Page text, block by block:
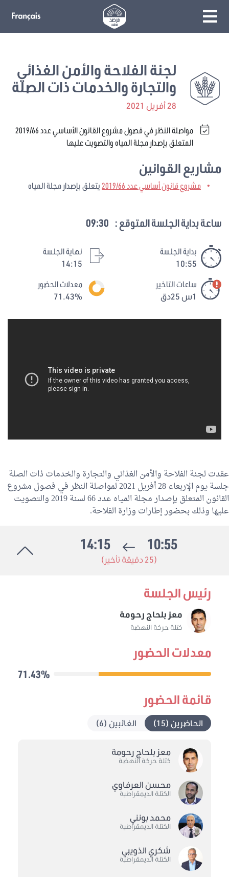
لجنة الفلاحة والأمن الغذائي
والتجارة والخدمات ذات الصلة
28 أفريل 2021
مواصلة النظر في فصول مشروع القانون الأساسي عدد 2019/66
المتعلق بإصدار مجلة المياه والتصويت عليها
مشاريع القوانين
مشروع قانون أساسي عدد 2019/66 يتعلق بإصدار مجلة المياه
ساعة بداية الجلسة المتوقع : 09:30
بداية الجلسة
10:55
نهاية الجلسة
14:15
ساعات التاخير
1س 25دق
معدلات الحضور
71.43%
عقدت لجنة الفلاحة والأمن الغذائي والتجارة والخدمات ذات الصلة
جلسة يوم الإربعاء 28 أفريل 2021 لمواصلة النظر في فصول مشروع
القانون المتعلق بإصدار مجلة المياه عدد 66 لسنة 2019 والتصويت
عليها وذلك بحضور إطارات وزارة الفلاحة.
10:55
14:15
(25 دقيقة تأخير)
رئيس الجلسة
معز بلحاج رحومة
كتلة حركة النهضة
معدلات الحضور
71.43%
قائمة الحضور
الحاضرين (15) الغائبين (6)
معز بلحاج رحومة
كتلة حركة النهضة
محسن العرفاوي
الكتلة الديمقراطية
محمد بونني
الكتلة الديمقراطية
شكري الذويبي
الكتلة الديمقراطية